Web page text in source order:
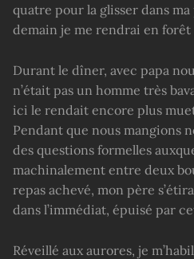
quatre pour la glisser dans
demain je me rendrai en
Durant le dîner, avec papa
n’était pas un homme très
ici le rendait encore plus
Pendant que nous mangions
des questions formelles
machinalement entre deux
repas achevé, mon père
dans l’immédiat, épuisé par
Réveillé aux aurores, je